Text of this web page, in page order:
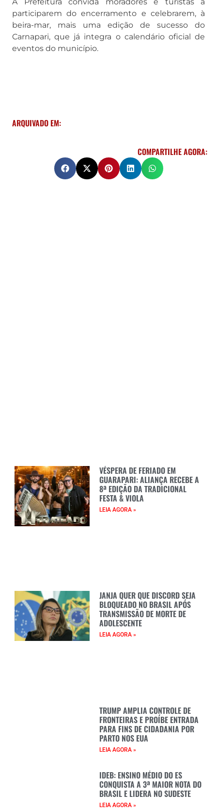
participarem do encerramento e celebrarem, à
beira-mar, mais uma edição de sucesso do
Carnapari, que já integra o calendário oficial de
eventos do município.
ARQUIVADO EM:
COMPARTILHE AGORA:
VÉSPERA DE FERIADO EM
GUARAPARI: ALIANÇA RECEBE A
8ª EDIÇÃO DA TRADICIONAL
FESTA & VIOLA
LEIA AGORA »
JANJA QUER QUE DISCORD SEJA
BLOQUEADO NO BRASIL APÓS
TRANSMISSÃO DE MORTE DE
ADOLESCENTE
LEIA AGORA »
TRUMP AMPLIA CONTROLE DE
FRONTEIRAS E PROÍBE ENTRADA
PARA FINS DE CIDADANIA POR
PARTO NOS EUA
LEIA AGORA »
IDEB: ENSINO MÉDIO DO ES
CONQUISTA A 3ª MAIOR NOTA DO
BRASIL E LIDERA NO SUDESTE
LEIA AGORA »